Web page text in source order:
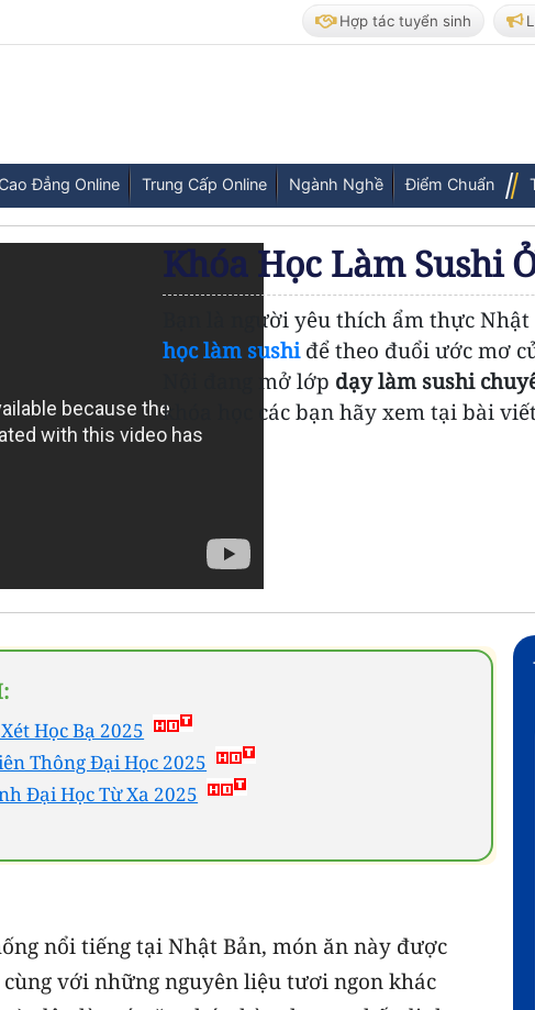
Hợp tác tuyển sinh
Cao Đẳng Online Trung Cấp Online Ngành Nghề Điểm Chuẩn
Khóa Học Làm Sushi
Bạn là người yêu thích ẩm thực
học làm sushiđể theo đuổi ước mơ
Nội đang mở lớp dạy làm sushi
khóa học các bạn hãy xem tại bài
Học Bạ 2025
Thông Đại Học 2025
Đại Học Từ Xa 2025
nổi tiếng tại Nhật Bản, món ăn này được
với những nguyên liệu tươi ngon khác